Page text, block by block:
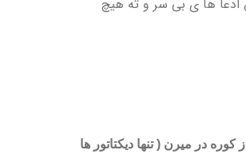
ادعا ها ی بی سر و ته هیچ
در میرن ( تنها دیکتاتور ها